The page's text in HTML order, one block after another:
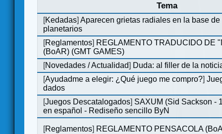
Tema
[Kedadas]Aparecen grietas radiales en la base
planetarios
[Reglamentos] REGLAMENTO TRADUCIDO DE
(BoAR) (GMT GAMES)
[Novedades / Actualidad] Duda: al filler de la
[Ayudadme a elegir: ¿Qué juego me compro?]
dados
[Juegos Descatalogados] SAXUM (Sid Sackson -
en español - Rediseño sencillo ByN
[Reglamentos] REGLAMENTO PENSACOLA